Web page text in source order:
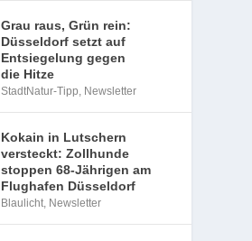
Grau raus, Grün rein:
Düsseldorf setzt auf
Entsiegelung gegen
die Hitze
StadtNatur-Tipp, Newsletter
Kokain in Lutschern
versteckt: Zollhunde
stoppen 68-Jährigen am
Flughafen Düsseldorf
Blaulicht, Newsletter